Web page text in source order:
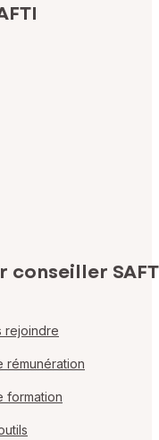
conseiller
rejoindre
rémunération
formation